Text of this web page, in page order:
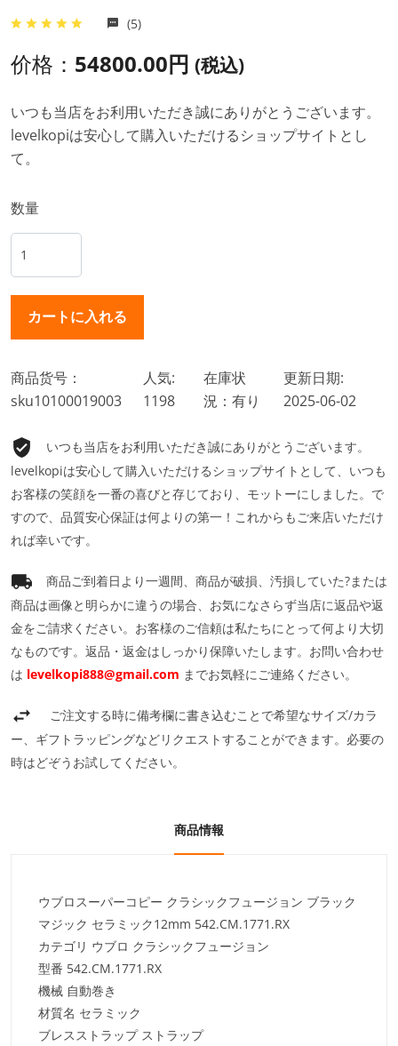
(5)
价格： 54800.00円 (税込)
いつも当店をお利用いただき誠にありがとうございます。
levelkopiは安心して購入いただけるショップサイトとし
て。
数量
商品货号：
sku10100019003
人気:
1198
在庫状
況：有り
更新日期:
2025-06-02
いつも当店をお利用いただき誠にありがとうございます。
levelkopiは安心して購入いただけるショップサイトとして、いつも
お客様の笑顔を一番の喜びと存じており、モットーにしました。で
すので、品質安心保証は何よりの第一！これからもご来店いただけ
れば幸いです。
商品ご到着日より一週間、商品が破損、汚損していた?または
商品は画像と明らかに違うの場合、お気になさらず当店に返品や返
金をご請求ください。お客様のご信頼は私たちにとって何より大切
なものです。返品・返金はしっかり保障いたします。お問い合わせ
は levelkopi888@gmail.com までお気軽にご連絡ください。
ご注文する時に備考欄に書き込むことで希望なサイズ/カラ
ー、ギフトラッピングなどリクエストすることができます。必要の
時はどぞうお試してください。
商品情報
ウブロスーパーコピー クラシックフュージョン ブラック
マジック セラミック12mm 542.CM.1771.RX
カテゴリ ウブロ クラシックフュージョン
型番 542.CM.1771.RX
機械 自動巻き
材質名 セラミック
ブレスストラップ ストラップ